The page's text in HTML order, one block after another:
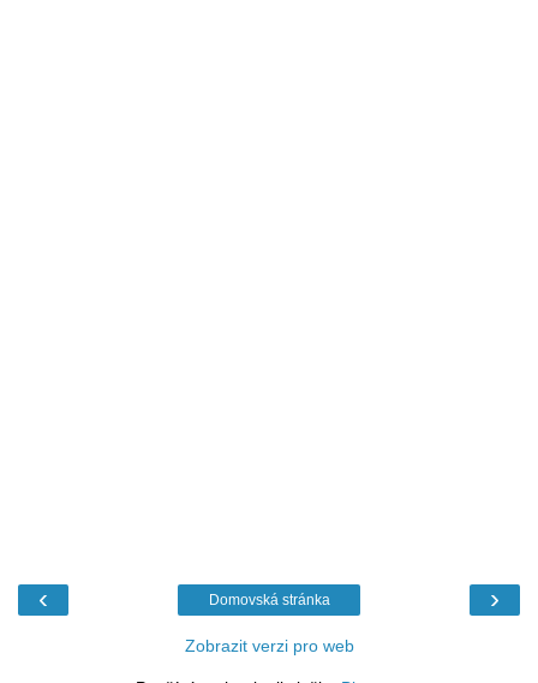
‹ ›
Domovská stránka
Zobrazit verzi pro web